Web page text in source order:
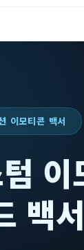
이모티콘 백서
이
백서